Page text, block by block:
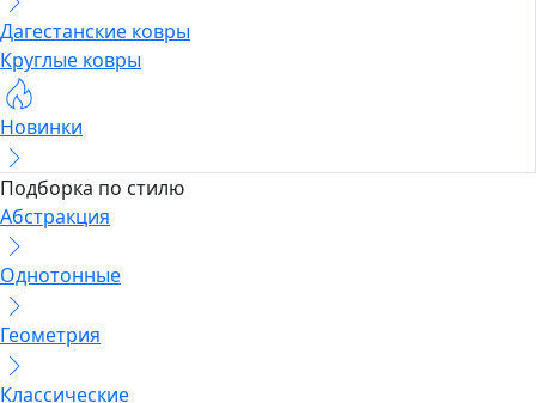
Дагестанские ковры
Круглые ковры
Новинки
Подборка по стилю
Абстракция
Однотонные
Геометрия
Классические